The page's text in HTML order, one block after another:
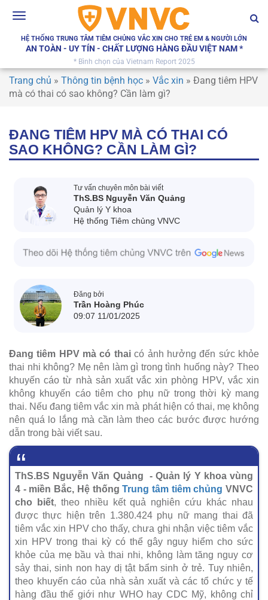
Toggle
HỆ THỐNG TRUNG TÂM TIÊM CHỦNG VẮC XIN CHO TRẺ EM & NGƯỜI LỚN
AN TOÀN - UY TÍN - CHẤT LƯỢNG HÀNG ĐẦU VIỆT NAM *
* Bình chọn của Vietnam Report 2025
Trang chủ » Thông tin bệnh học » Vắc xin » Đang tiêm HPV
mà có thai có sao không? Cần làm gì?
ĐANG TIÊM HPV MÀ CÓ THAI CÓ
SAO KHÔNG? CẦN LÀM GÌ?
Tư vấn chuyên môn bài viết
ThS.BS Nguyễn Văn Quảng
Quản lý Y khoa
Hệ thống Tiêm chủng VNVC
Đăng bởi
Trần Hoàng Phúc
09:07 11/01/2025
Đang tiêm HPV mà có thaicó ảnh hưởng đến sức khỏe
thai nhi không? Mẹ nên làm gì trong tình huống này? Theo
khuyến cáo từ nhà sản xuất vắc xin phòng HPV, vắc xin
không khuyến cáo tiêm cho phụ nữ trong thời kỳ mang
thai. Nếu đang tiêm vắc xin mà phát hiện có thai, mẹ không
nên quá lo lắng mà cần làm theo các bước được hướng
dẫn trong bài viết sau.
ThS.BS Nguyễn Văn Quảng - Quản lý Y khoa vùng
4 - miền Bắc, Hệ thốngTrung tâm tiêm chủng VNVC
cho biết, theo nhiều kết quả nghiên cứu khác nhau
được thực hiện trên 1.380.424 phụ nữ mang thai đã
tiêm vắc xin HPV cho thấy, chưa ghi nhận việc tiêm vắc
xin HPV trong thai kỳ có thể gây nguy hiểm cho sức
khỏe của mẹ bầu và thai nhi, không làm tăng nguy cơ
sảy thai, sinh non hay dị tật bẩm sinh ở trẻ. Tuy nhiên,
theo khuyến cáo của nhà sản xuất và các tổ chức y tế
hàng đầu thế giới như WHO hay CDC Mỹ, không chỉ